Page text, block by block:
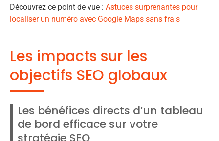
Découvrez ce point de vue : Astuces surprenantes pour
localiser un numéro avec Google Maps sans frais
Les impacts sur les
objectifs SEO globaux
Les bénéfices directs d’un tableau
de bord efficace sur votre